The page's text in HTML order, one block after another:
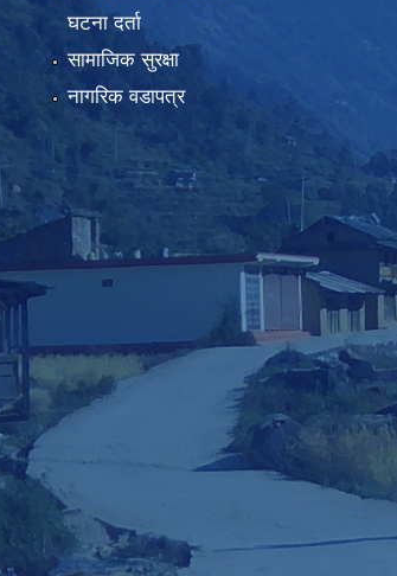
घटना दर्ता
सामाजिक सुरक्षा
नागरिक वडापत्र